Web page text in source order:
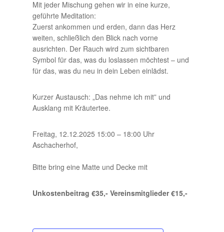
Mit jeder Mischung gehen wir in eine kurze,
geführte Meditation:
Zuerst ankommen und erden, dann das Herz
weiten, schließlich den Blick nach vorne
ausrichten. Der Rauch wird zum sichtbaren
Symbol für das, was du loslassen möchtest – und
für das, was du neu in dein Leben einlädst.
Kurzer Austausch: „Das nehme ich mit” und
Ausklang mit Kräutertee.
Freitag, 12.12.2025 15:00 – 18:00 Uhr
Aschacherhof,
Bitte bring eine Matte und Decke mit
Unkostenbeitrag €35,- Vereinsmitglieder €15,-